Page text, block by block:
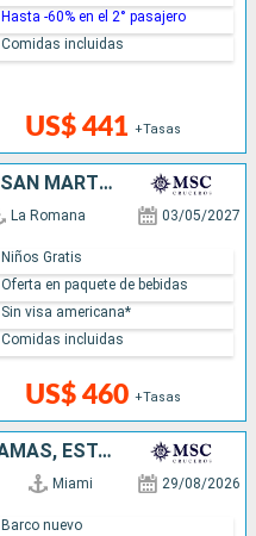
US$ 441 +Tasas
Hasta -60% en el 2° pasajero
Comidas incluidas
REPÚBLICA DOMINICANA, SAN MARTÍN, ANTIGUA Y BARBUDA
La Romana 03/05/2027
US$ 460 +Tasas
Niños Gratis
Oferta en paquete de bebidas
Sin visa americana*
Comidas incluidas
HONDURAS, MÉXICO, BAHAMAS, ESTADOS UNIDOS
Miami 29/08/2026
Barco nuevo